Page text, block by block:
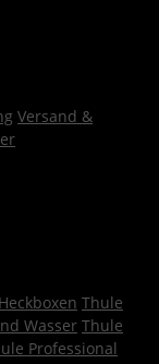
Versand &
Thule
Wasser Thule
Professional